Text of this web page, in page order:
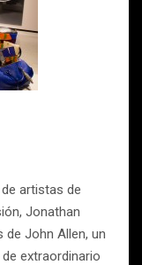
artistas de
Jonathan
John Allen, un
extraordinario